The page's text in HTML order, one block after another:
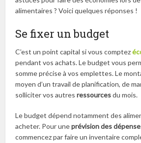
alimentaires ? Voici quelques réponses !
Se fixer un budget
C’est un point capital si vous comptez
pendant vos achats. Le budget vous
somme précise à vos emplettes. Le
moyen d’un travail de planification, de
solliciter vos autresressourcesdu mois.
Le budget dépend notamment des
acheter. Pour uneprévision des
commencez par faire un inventaire